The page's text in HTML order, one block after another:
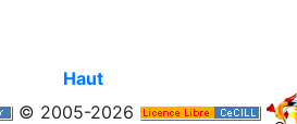
Haut
© 2005-2026